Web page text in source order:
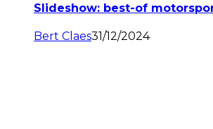
Slideshow: best-of
Bert Claes31/12/2024